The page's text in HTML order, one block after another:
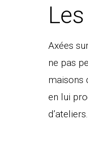
Axées
ne pas
maisons
en lui
d’ateliers.